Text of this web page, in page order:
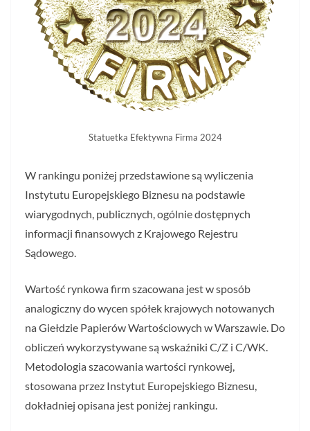
Statuetka Efektywna Firma 2024
W rankingu poniżej przedstawione są wyliczenia
Instytutu Europejskiego Biznesu na podstawie
wiarygodnych, publicznych, ogólnie dostępnych
informacji finansowych z Krajowego Rejestru
Sądowego.
Wartość rynkowa firm szacowana jest w sposób
analogiczny do wycen spółek krajowych notowanych
na Giełdzie Papierów Wartościowych w Warszawie. Do
obliczeń wykorzystywane są wskaźniki C/Z i C/WK.
Metodologia szacowania wartości rynkowej,
stosowana przez Instytut Europejskiego Biznesu,
dokładniej opisana jest poniżej rankingu.